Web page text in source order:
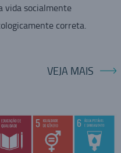
vida socialmente
correta.
VEJA MAIS